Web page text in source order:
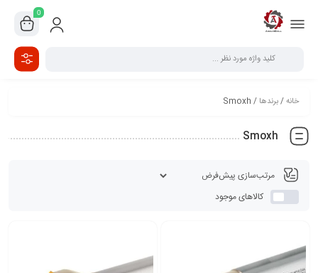
0
خانه/برندها / Smoxh
Smoxh
کالاهای موجود